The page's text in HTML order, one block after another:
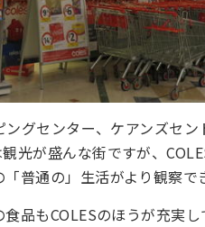
グセンター、ケアンズセ
光が盛んな街ですが、
普通の」生活がより観察で
品もCOLESのほうが充実し